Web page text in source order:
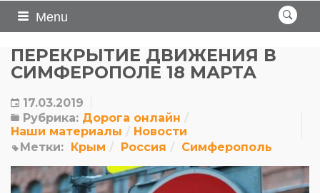
Menu
ПЕРЕКРЫТИЕ ДВИЖЕНИЯ В
СИМФЕРОПОЛЕ 18 МАРТА
17.03.2019
Рубрика: Дорога онлайн
Наши материалы
Новости
Метки: Крым Россия Симферополь